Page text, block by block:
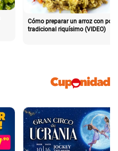
Cómo preparar un arroz con pollo
tradicional riquísimo (VIDEO)